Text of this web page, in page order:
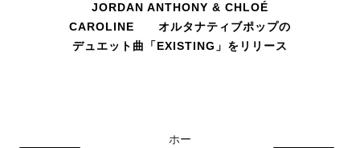
JORDAN ANTHONY & CHLOÉ
CAROLINE オルタナティブポップの
デュエット曲「EXISTING」をリリース
ホー